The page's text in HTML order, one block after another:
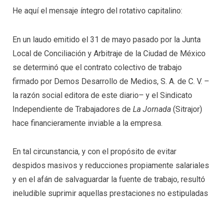
He aquí el mensaje íntegro del rotativo capitalino:
En un laudo emitido el 31 de mayo pasado por la Junta
Local de Conciliación y Arbitraje de la Ciudad de México
se determinó que el contrato colectivo de trabajo
firmado por Demos Desarrollo de Medios, S. A. de C. V. –
la razón social editora de este diario– y el Sindicato
Independiente de Trabajadores de La Jornada (Sitrajor)
hace financieramente inviable a la empresa.
En tal circunstancia, y con el propósito de evitar
despidos masivos y reducciones propiamente salariales
y en el afán de salvaguardar la fuente de trabajo, resultó
ineludible suprimir aquellas prestaciones no estipuladas